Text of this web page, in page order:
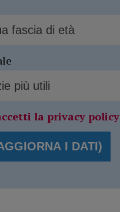
la privacy policy